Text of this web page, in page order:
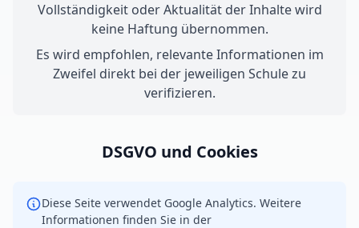
Vollständigkeit oder Aktualität der Inhalte wird
keine Haftung übernommen.
Es wird empfohlen, relevante Informationen im
Zweifel direkt bei der jeweiligen Schule zu
verifizieren.
DSGVO und Cookies
Diese Seite verwendet Google Analytics. Weitere
Informationen finden Sie in der